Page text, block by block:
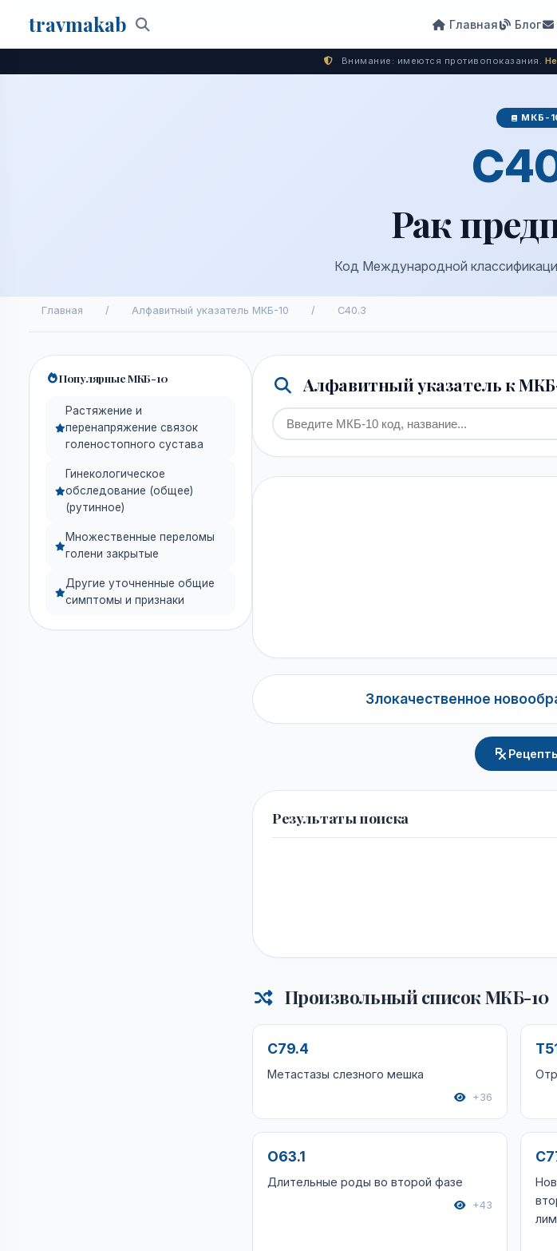
travmakab Поиск
Главная Блог
Внимание: имеются противопоказания.
МКБ-
Рак
Код Международной
Главная / Алфавитный указатель МКБ-10 / C40.3
Популярные МКБ-10
Растяжение и
перенапряжение связок
голеностопного сустава
Гинекологическое
обследование (общее)
(рутинное)
Множественные переломы
голени закрытые
Другие уточненные общие
симптомы и признаки
Алфавитный указатель к
Злокачественное
Результаты поиска
Произвольный список МКБ-10
C79.4
Метастазы слезного мешка
+36
O63.1
Длительные роды во второй фазе
+43